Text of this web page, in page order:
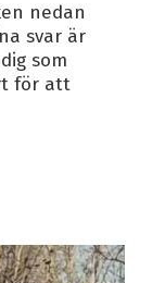
nedan
svar är
som
för att